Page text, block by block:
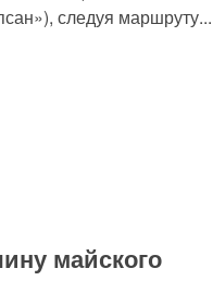
следуя маршруту...
майского